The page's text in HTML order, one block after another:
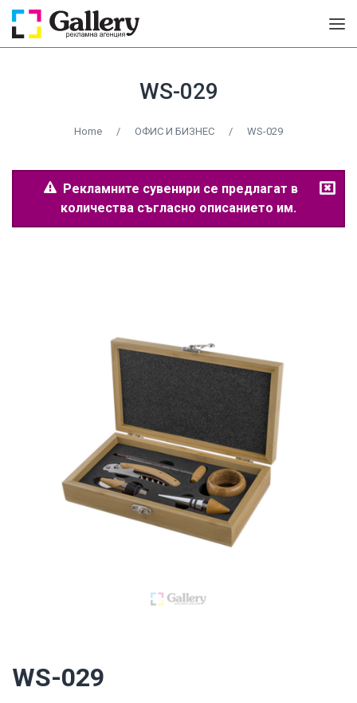
WS-029
Home / ОФИС И БИЗНЕС / WS-029
Рекламните сувенири се предлагат в
количества съгласно описанието им.
WS-029